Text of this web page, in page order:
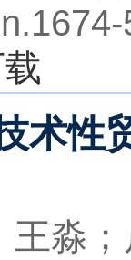
术性
王淼